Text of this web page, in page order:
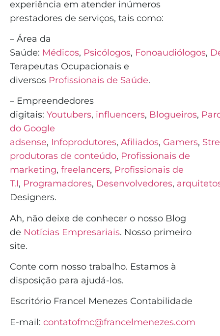
experiência em atender inúmeros
prestadores de serviços, tais como:
– Área da
Saúde: Médicos, Psicólogos, Fonoaudiólogos,
Terapeutas Ocupacionais e
diversos Profissionais de Saúde.
– Empreendedores
digitais: Youtubers, influencers, Blogueiros,
do Google
adsense, Infoprodutores, Afiliados, Gamers,
produtoras de conteúdo, Profissionais de
marketing, freelancers, Profissionais de
T.I, Programadores, Desenvolvedores,
Designers.
Ah, não deixe de conhecer o nosso Blog
de Notícias Empresariais. Nosso primeiro
site.
Conte com nosso trabalho. Estamos à
disposição para ajudá-los.
Escritório Francel Menezes Contabilidade
E-mail: contatofmc@francelmenezes.com